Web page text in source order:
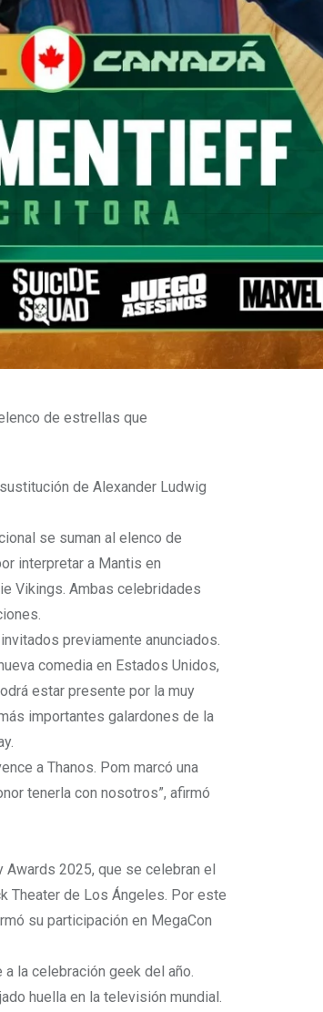
de estrellas que
de Alexander Ludwig
se suman al elenco de
interpretar a Mantis en
Vikings. Ambas celebridades
previamente anunciados.
comedia en Estados Unidos,
estar presente por la muy
importantes galardones de la
a Thanos. Pom marcó una
tenerla con nosotros”, afirmó
Awards 2025, que se celebran el
Theater de Los Ángeles. Por este
su participación en MegaCon
la celebración geek del año.
huella en la televisión mundial.